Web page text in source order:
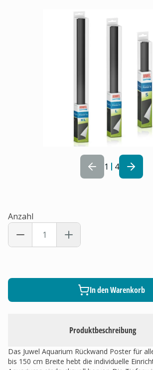
1 4
Produktbeschreibung
Das Juwel Aquarium Rückwand Poster für
bis 150 cm Breite hebt die individuelle
Anzahl
In den Warenkorb